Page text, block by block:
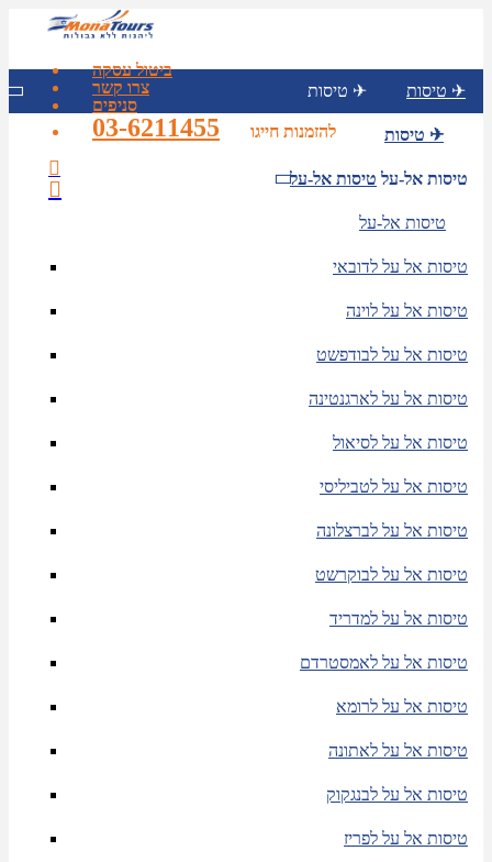
ביטול עסקה
צרו קשר
סניפים
להזמנות חייגו
03-6211455
טיסות ✈ טיסות ✈
טיסות ✈
טיסות אל-על טיסות אל-על
טיסות אל-על
טיסות אל על לדובאי
טיסות אל על לוינה
טיסות אל על לבודפשט
טיסות אל על לארגנטינה
טיסות אל על לסיאול
טיסות אל על לטביליסי
טיסות אל על לברצלונה
טיסות אל על לבוקרשט
טיסות אל על למדריד
טיסות אל על לאמסטרדם
טיסות אל על לרומא
טיסות אל על לאתונה
טיסות אל על לבנגקוק
טיסות אל על לפריז